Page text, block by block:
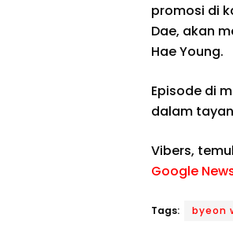
promosi di
Dae, akan
Hae Young.
Episode di
dalam
Vibers,
Google
Tags: byeon